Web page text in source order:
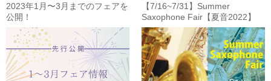
2023年1月〜3月までのフェアを
公開！
【7/16~7/31】Summer
Saxophone Fair【夏音2022】